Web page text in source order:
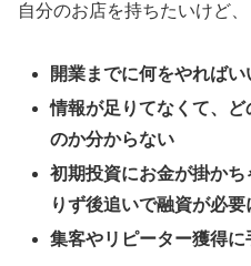
自分のお店を持ちたいけど、
開業までに何をやれば
情報が足りてなくて、
のか分からない
初期投資にお金が掛か
りず後追いで融資が必要
集客やリピーター獲得に